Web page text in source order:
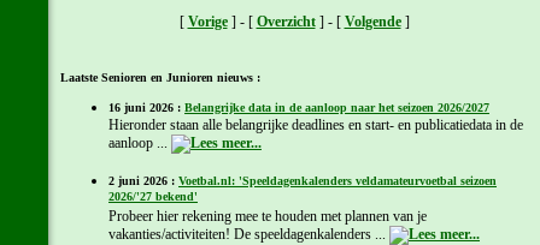
[ Vorige] - [ Overzicht] - [ Volgende]
Laatste Senioren en Junioren nieuws :
16 juni 2026 : Belangrijke data in de aanloop naar het seizoen 2026/2027
Hieronder staan alle belangrijke deadlines en start- en publicatiedata in de
aanloop ...
2 juni 2026 : Voetbal.nl: 'Speeldagenkalenders veldamateurvoetbal seizoen
2026/'27 bekend'
Probeer hier rekening mee te houden met plannen van je
vakanties/activiteiten! De speeldagenkalenders ...